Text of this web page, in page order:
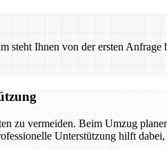
steht Ihnen von der ersten
zu vermeiden. Beim Umzug
Unterstützung hilft